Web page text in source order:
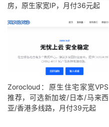
房，原生家宽IP，月付36元起
Zorocloud：原生住宅家宽VPS
推荐，可选新加坡/日本/马来西
亚/香港多线路，月付39元起